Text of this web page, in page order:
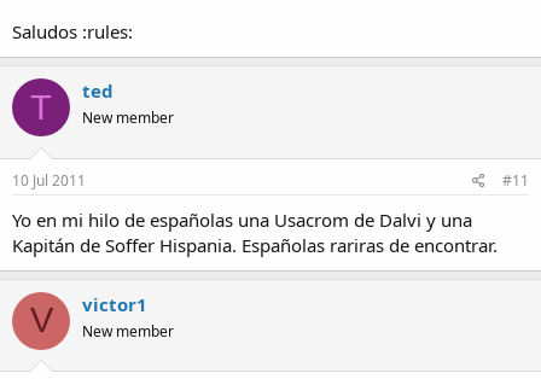
Saludos :rules:
T ted
New member
10 Jul 2011 #11
Yo en mi hilo de españolas una Usacrom de Dalvi y una
Kapitán de Soffer Hispania. Españolas rariras de encontrar.
V victor1
New member